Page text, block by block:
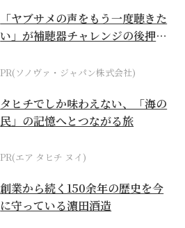
「ヤブサメの声をもう一度聴きた
い」が補聴器チャレンジの後押し
PR(ソノヴァ・ジャパン株式会社)
タヒチでしか味わえない、「海の
民」の記憶へとつながる旅
PR(エア タヒチ ヌイ)
創業から続く150余年の歴史を今
に守っている濵田酒造